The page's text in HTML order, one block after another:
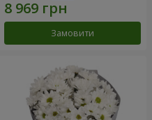
Замовити